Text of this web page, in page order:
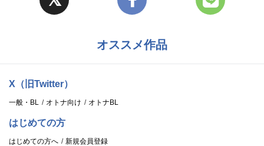
オススメ作品
X（旧Twitter）
一般・BL オトナ向け オトナBL
はじめての方
はじめての方へ 新規会員登録